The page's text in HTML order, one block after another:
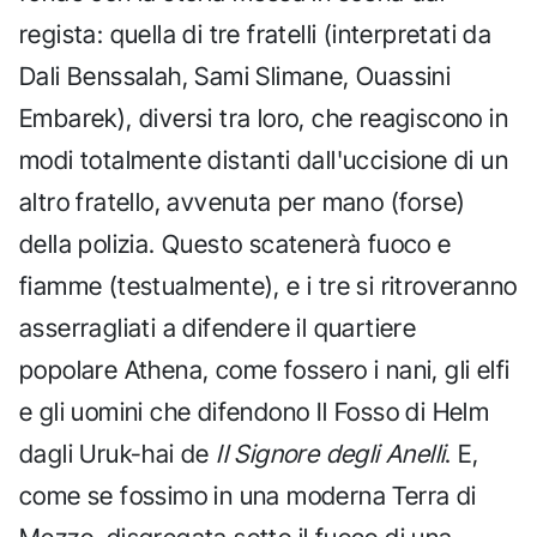
regista: quella di tre fratelli (interpretati da
Dali Benssalah, Sami Slimane, Ouassini
Embarek), diversi tra loro, che reagiscono in
modi totalmente distanti dall'uccisione di un
altro fratello, avvenuta per mano (forse)
della polizia. Questo scatenerà fuoco e
fiamme (testualmente), e i tre si ritroveranno
asserragliati a difendere il quartiere
popolare Athena, come fossero i nani, gli elfi
e gli uomini che difendono Il Fosso di Helm
dagli Uruk-hai de Il Signore degli Anelli. E,
come se fossimo in una moderna Terra di